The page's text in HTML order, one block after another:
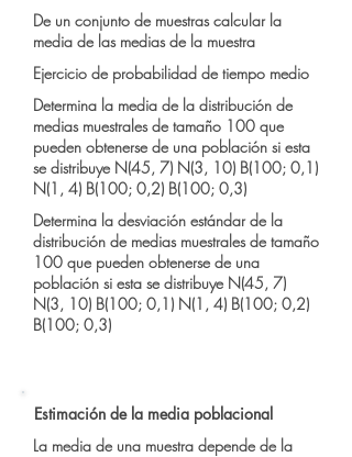
De un conjunto de muestras calcular la
media de las medias de la muestra
Ejercicio de probabilidad de tiempo medio
Determina la media de la distribución de
medias muestrales de tamaño 100 que
pueden obtenerse de una población si esta
se distribuye N(45, 7) N(3, 10) B(100; 0,1)
N(1, 4) B(100; 0,2) B(100; 0,3)
Determina la desviación estándar de la
distribución de medias muestrales de tamaño
100 que pueden obtenerse de una
población si esta se distribuye N(45, 7)
N(3, 10) B(100; 0,1) N(1, 4) B(100; 0,2)
B(100; 0,3)
Estimación de la media poblacional
La media de una muestra depende de la